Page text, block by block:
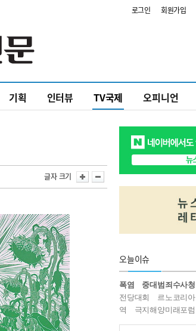
로그인 회원가입
기획 인터뷰 TV국제 오피니언
글자 크기
오늘이슈
폭염 중대범죄수사청
전당대회
르노코리아
역
극지해양미래포럼